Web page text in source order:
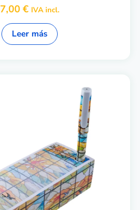
7,00€ IVA incl.
Leer más